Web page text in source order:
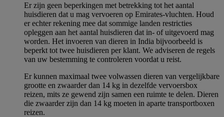
Er zijn geen beperkingen met betrekking tot het aantal
huisdieren dat u mag vervoeren op Emirates-vluchten. Houd
er echter rekening mee dat sommige landen restricties
opleggen aan het aantal huisdieren dat in- of uitgevoerd mag
worden. Het invoeren van dieren in India bijvoorbeeld is
beperkt tot twee huisdieren per klant. We adviseren de regels
van uw bestemming te controleren voordat u reist.
Er kunnen maximaal twee volwassen dieren van vergelijkbare
grootte en zwaarder dan 14 kg in dezelfde vervoersbox
reizen, mits ze gewend zijn samen een ruimte te delen. Dieren
die zwaarder zijn dan 14 kg moeten in aparte transportboxen
reizen.